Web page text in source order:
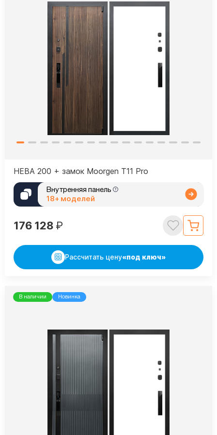
НЕВА 200 + замок Moorgen T11 Pro
Внутренняя панель
18+ моделей
176 128 ₽
Рассчитать цену«под ключ»
В наличии Новинка